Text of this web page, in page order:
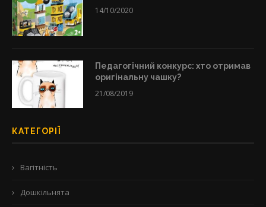
14/10/2020
Педагогічний конкурс: хто отримав
оригінальну чашку?
21/08/2019
КАТЕГОРІЇ
Вагітність
Дошкільнята